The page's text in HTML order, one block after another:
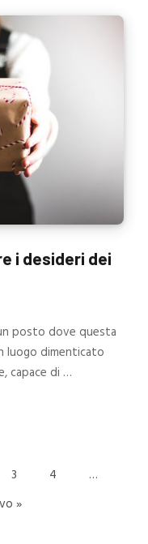
i desideri dei
posto dove questa
luogo dimenticato
capace di …
3 4
…
»